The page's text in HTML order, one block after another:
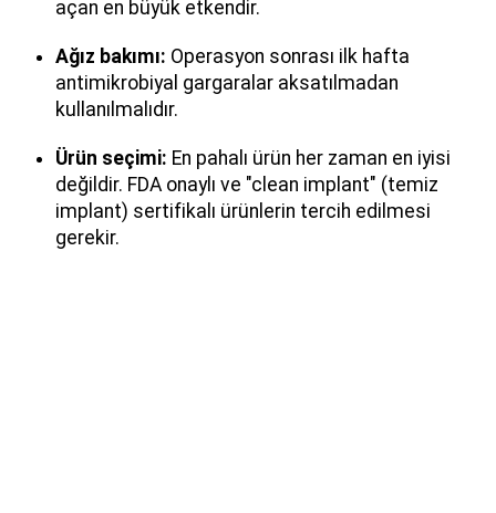
açan en büyük etkendir.
Ağız bakımı: Operasyon sonrası ilk hafta
antimikrobiyal gargaralar aksatılmadan
kullanılmalıdır.
Ürün seçimi: En pahalı ürün her zaman en iyisi
değildir. FDA onaylı ve "clean implant" (temiz
implant) sertifikalı ürünlerin tercih edilmesi
gerekir.